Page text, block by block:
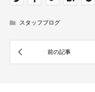
スタッフブログ